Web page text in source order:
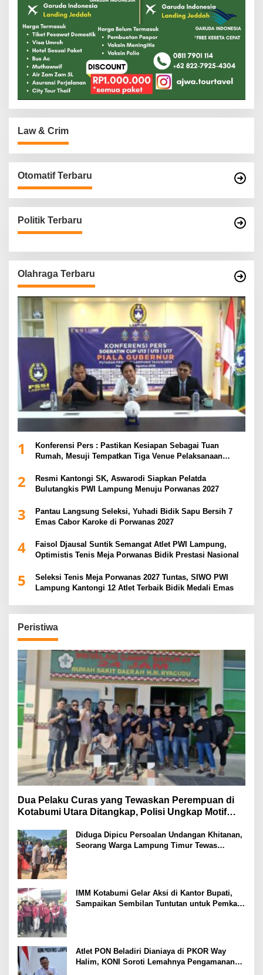
Law & Crim
Otomatif Terbaru
Politik Terbaru
Olahraga Terbaru
1
Konferensi Pers : Pastikan Kesiapan Sebagai Tuan
Rumah, Mesuji Tempatkan Tiga Venue Pelaksanaan
2
Resmi Kantongi SK, Aswarodi Siapkan Pelatda
Bulutangkis PWI Lampung Menuju Porwanas 2027
3
Pantau Langsung Seleksi, Yuhadi Bidik Sapu Bersih 7
Emas Cabor Karoke di Porwanas 2027
4
Faisol Djausal Suntik Semangat Atlet PWI Lampung,
Optimistis Tenis Meja Porwanas Bidik Prestasi Nasional
5
Seleksi Tenis Meja Porwanas 2027 Tuntas, SIWO PWI
Lampung Kantongi 12 Atlet Terbaik Bidik Medali Emas
Peristiwa
Dua Pelaku Curas yang Tewaskan Perempuan di
Kotabumi Utara Ditangkap, Polisi Ungkap Motif
Diduga Dipicu Persoalan Undangan Khitanan,
Seorang Warga Lampung Timur Tewas
IMM Kotabumi Gelar Aksi di Kantor Bupati,
Sampaikan Sembilan Tuntutan untuk Pemkab
Atlet PON Beladiri Dianiaya di PKOR Way
Halim, KONI Soroti Lemahnya Pengamanan